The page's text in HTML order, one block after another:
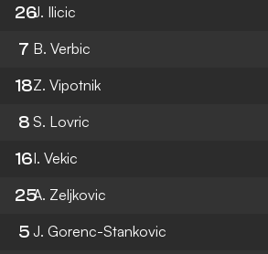
26J. Ilicic
7 B. Verbic
18Z. Vipotnik
8 S. Lovric
16I. Vekic
25A. Zeljkovic
5 J. Gorenc-Stankovic